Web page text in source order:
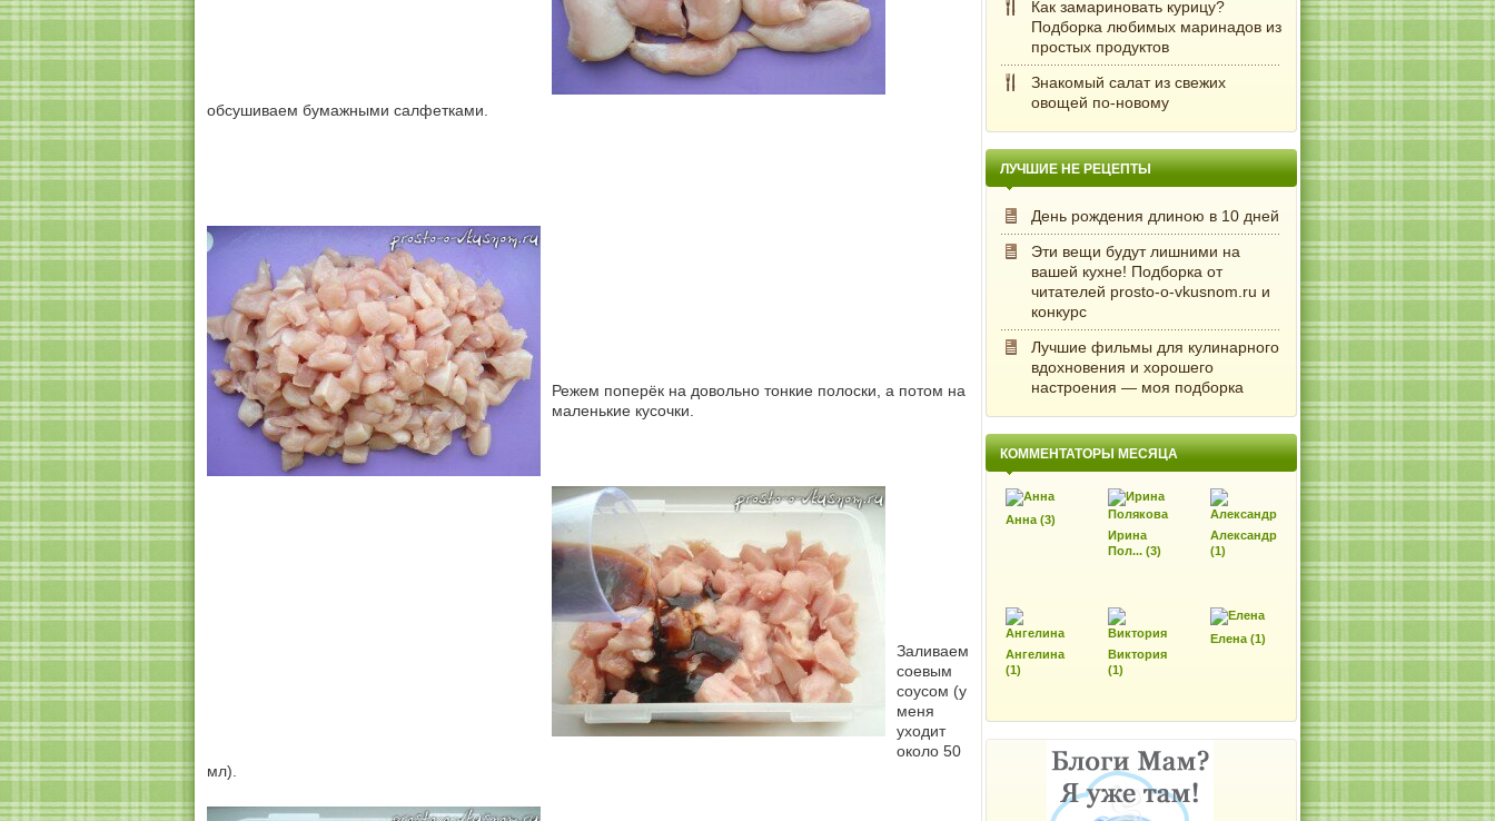
обсушиваем бумажными салфетками.
Режем поперёк на довольно тонкие полоски, а потом на
маленькие кусочки.
Заливаем
соевым
соусом (у
меня
уходит
около 50
мл).
Как замариновать курицу?
Подборка любимых маринадов из
простых продуктов
Знакомый салат из свежих
овощей по-новому
ЛУЧШИЕ НЕ РЕЦЕПТЫ
День рождения длиною в 10 дней
Эти вещи будут лишними на
вашей кухне! Подборка от
читателей prosto-o-vkusnom.ru и
конкурс
Лучшие фильмы для кулинарного
вдохновения и хорошего
настроения — моя подборка
КОММЕНТАТОРЫ МЕСЯЦА
Анна (3)
Ирина
Пол... (3)
Александр
(1)
Ангелина
(1)
Виктория
(1)
Елена (1)